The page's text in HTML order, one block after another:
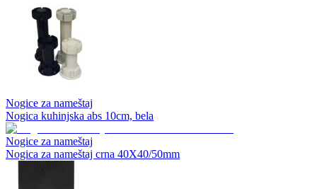
Nogice za nameštaj
Nogica kuhinjska abs 10cm, bela
Nogice za nameštaj
Nogica za nameštaj crna 40X40/50mm